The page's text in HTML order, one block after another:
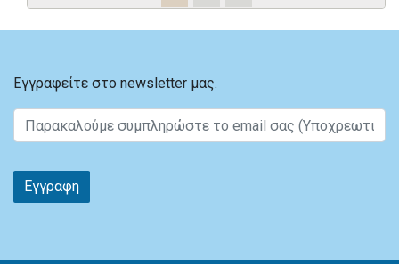
Εγγραφείτε στο newsletter μας.
Εγγραφη